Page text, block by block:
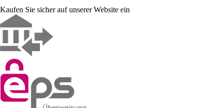
Kaufen Sie sicher auf unserer Website ein